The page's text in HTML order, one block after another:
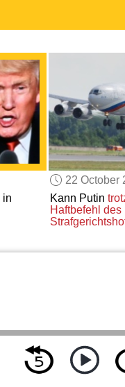
in
22 October
Kann Putin
Haftbefehl des